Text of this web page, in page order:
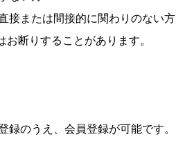
接または間接的に関わりのない方
断りすることがあります。
のうえ、会員登録が可能です。